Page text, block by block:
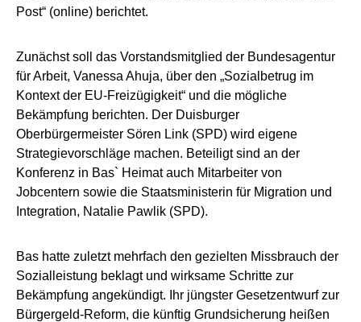
Post“ (online) berichtet.
Zunächst soll das Vorstandsmitglied der Bundesagentur
für Arbeit, Vanessa Ahuja, über den „Sozialbetrug im
Kontext der EU-Freizügigkeit“ und die mögliche
Bekämpfung berichten. Der Duisburger
Oberbürgermeister Sören Link (SPD) wird eigene
Strategievorschläge machen. Beteiligt sind an der
Konferenz in Bas` Heimat auch Mitarbeiter von
Jobcentern sowie die Staatsministerin für Migration und
Integration, Natalie Pawlik (SPD).
Bas hatte zuletzt mehrfach den gezielten Missbrauch der
Sozialleistung beklagt und wirksame Schritte zur
Bekämpfung angekündigt. Ihr jüngster Gesetzentwurf zur
Bürgergeld-Reform, die künftig Grundsicherung heißen